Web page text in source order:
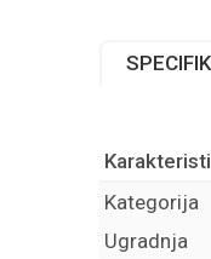
Kategorija
Ugradnja